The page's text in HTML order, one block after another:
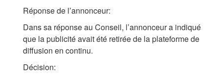
Réponse de l’annonceur:
Dans sa réponse au Conseil, l’annonceur a indiqué
que la publicité avait été retirée de la plateforme de
diffusion en continu.
Décision: